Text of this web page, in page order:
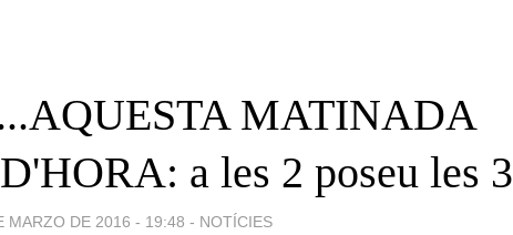
MATINADA
a les 2 poseu les 3
MARZO DE 2016 - 19:48 - NOTÍCIES